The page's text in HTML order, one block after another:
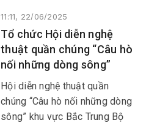
xuống rãnh nước tạo thành
những chiếc bong bóng trôi
dập dềnh rồi vỡ tan.
11:11, 22/06/2025
Tổ chức Hội diễn nghệ
thuật quần chúng “Câu hò
nối những dòng sông”
Hội diễn nghệ thuật quần
chúng “Câu hò nối những dòng
sông” khu vực Bắc Trung Bộ